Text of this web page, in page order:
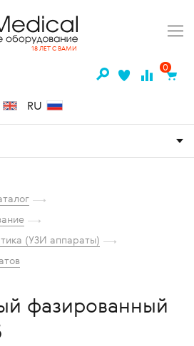
18 ЛЕТ С ВАМИ
0
RU
(УЗИ аппараты)
фазированный